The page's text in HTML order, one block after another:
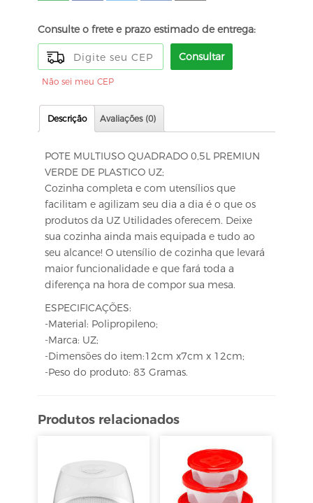
Consulte o frete e prazo estimado de entrega:
Consultar
Não sei meu CEP
Descrição Avaliações (0)
POTE MULTIUSO QUADRADO 0,5L PREMIUN
VERDE DE PLASTICO UZ;
Cozinha completa e com utensílios que
facilitam e agilizam seu dia a dia é o que os
produtos da UZ Utilidades oferecem. Deixe
sua cozinha ainda mais equipada e tudo ao
seu alcance! O utensílio de cozinha que levará
maior funcionalidade e que fará toda a
diferença na hora de compor sua mesa.
ESPECIFICAÇÕES:
-Material: Polipropileno;
-Marca: UZ;
-Dimensões do item:12cm x7cm x 12cm;
-Peso do produto: 83 Gramas.
Produtos relacionados